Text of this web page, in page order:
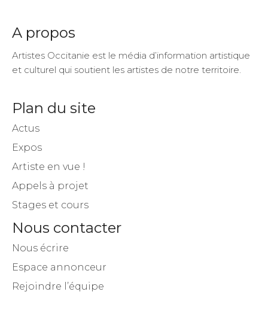
A propos
Artistes Occitanie est le média d’information artistique
et culturel qui soutient les artistes de notre territoire.
Plan du site
Actus
Expos
Artiste en vue !
Appels à projet
Stages et cours
Nous contacter
Nous écrire
Espace annonceur
Rejoindre l’équipe